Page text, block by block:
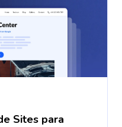
Sites para